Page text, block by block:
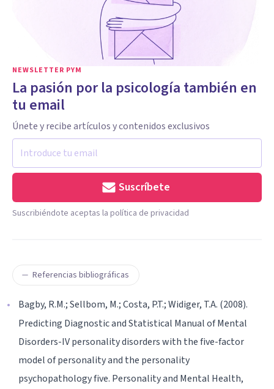
NEWSLETTER PYM
La pasión por la psicología también en
tu email
Únete y recibe artículos y contenidos exclusivos
Suscríbete
Suscribiéndote aceptas la política de privacidad
Referencias bibliográficas
Bagby, R.M.; Sellbom, M.; Costa, P.T.; Widiger, T.A. (2008).
Predicting Diagnostic and Statistical Manual of Mental
Disorders-IV personality disorders with the five-factor
model of personality and the personality
psychopathology five. Personality and Mental Health,